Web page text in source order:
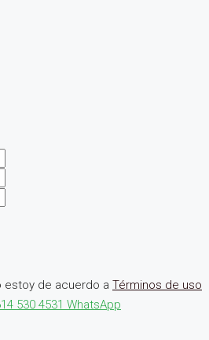
estoy de acuerdo a Términos de uso
530 4531 WhatsApp